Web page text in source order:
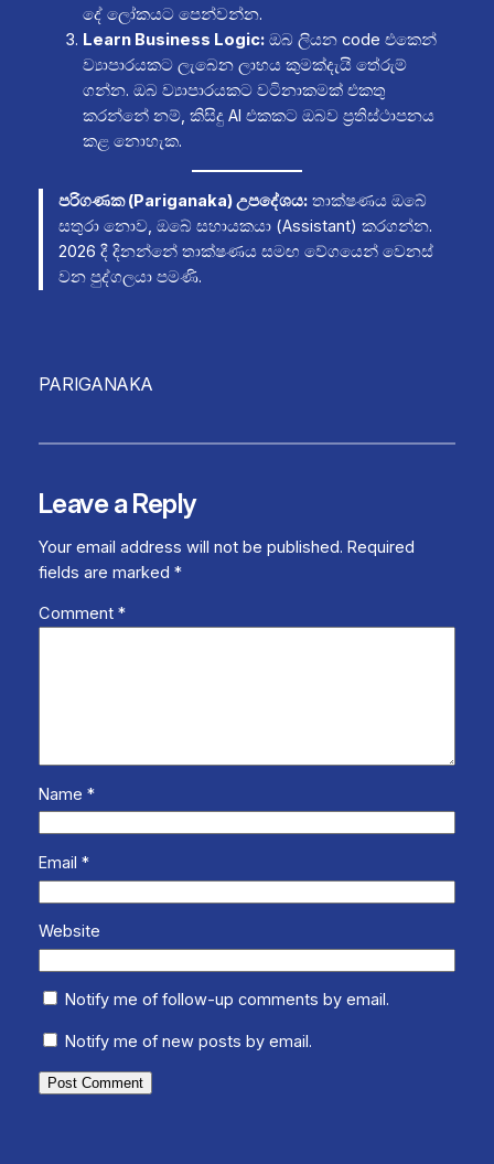
දේ ලෝකයට පෙන්වන්න.
Learn Business Logic:ඔබ ලියන code එකෙන්
ව්‍යාපාරයකට ලැබෙන ලාභය කුමක්දැයි තේරුම්
ගන්න. ඔබ ව්‍යාපාරයකට වටිනාකමක් එකතු
කරන්නේ නම්, කිසිදු AI එකකට ඔබව ප්‍රතිස්ථාපනය
කළ නොහැක.
පරිගණක (Pariganaka) උපදේශය: තාක්ෂණය ඔබේ
සතුරා නොව, ඔබේ සහායකයා (Assistant) කරගන්න.
2026 දී දිනන්නේ තාක්ෂණය සමඟ වේගයෙන් වෙනස්
වන පුද්ගලයා පමණි.
PARIGANAKA
Leave a Reply
Your email address will not be published. Required
fields are marked *
Comment *
Name *
Email *
Website
Notify me of follow-up comments by email.
Notify me of new posts by email.